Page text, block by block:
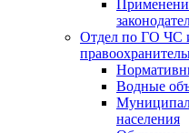
Отдел по ГО ЧС
Водные
населения